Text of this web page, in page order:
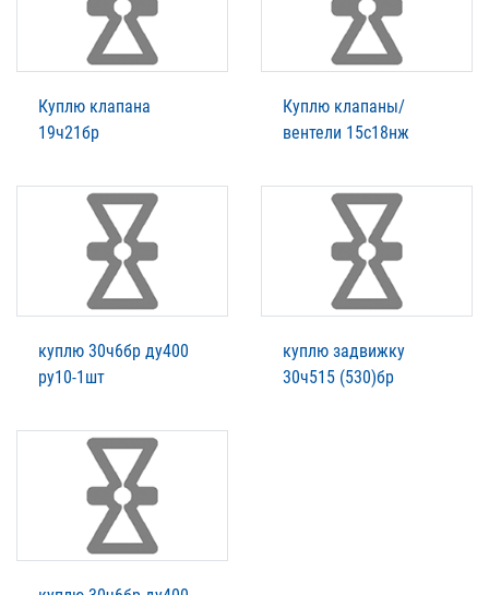
Куплю клапана
19ч21бр
Куплю клапаны/
вентели 15с18нж
куплю 30ч6бр ду400
ру10-1шт
куплю задвижку
30ч515 (530)бр